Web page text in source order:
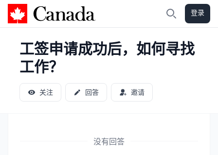
加拿大攻略 登录
工签申请成功后，如何寻找
工作？
关注 回答 邀请
没有回答